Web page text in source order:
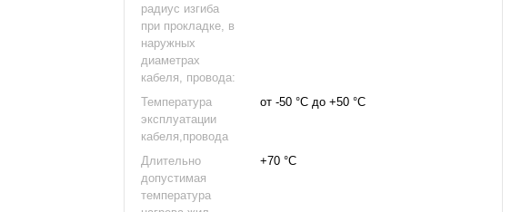
радиус изгиба
при прокладке, в
наружных
диаметрах
кабеля, провода:
Температура
эксплуатации
кабеля,провода
от -50 °С до +50 °С
Длительно
допустимая
температура
+70 °С